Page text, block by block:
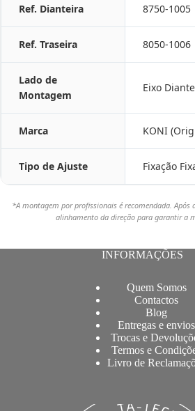
Ref. Dianteira 8750-1005
Ref. Traseira 8050-1006
Lado de
Montagem
Eixo
Marca KONI
Tipo de Ajuste Fixação
*A montagem por profissionais é recomendada. Após
alinhamento da direção para garantir a
INFORMAÇÕES
Quem Somos
Contactos
Blog
Entregas e envios
Trocas e
Termos e
Livro de